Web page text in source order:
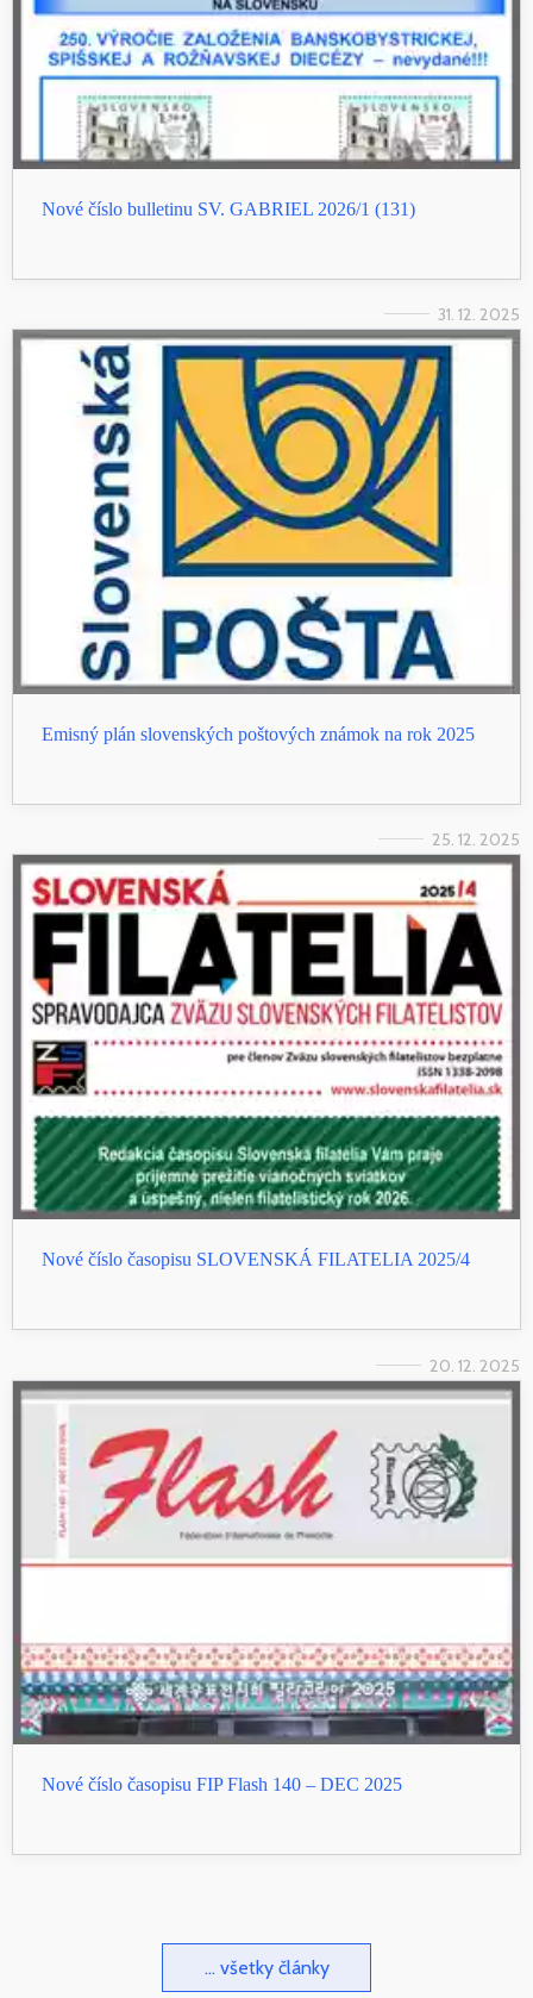
Nové číslo bulletinu SV. GABRIEL 2026/1 (131)
31. 12. 2025
Emisný plán slovenských poštových známok na rok 2025
25. 12. 2025
Nové číslo časopisu SLOVENSKÁ FILATELIA 2025/4
20. 12. 2025
Nové číslo časopisu FIP Flash 140 – DEC 2025
... všetky články